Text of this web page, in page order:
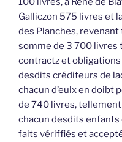
Galliczon 575 livres et
des Planches,
somme de 3 700 livres
contractz et
desdits créditeurs de
chacun d’eulx en doibt
de 740 livres,
chacun desdits
faits vériffiés et